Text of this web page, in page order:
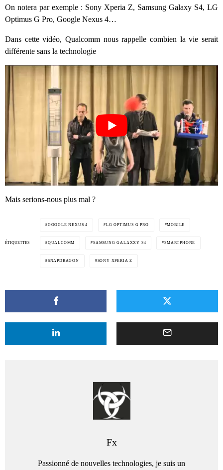
On notera par exemple : Sony Xperia Z, Samsung Galaxy S4, LG
Optimus G Pro, Google Nexus 4…
Dans cette vidéo, Qualcomm nous rappelle combien la vie serait
différente sans la technologie
Mais serions-nous plus mal ?
ÉTIQUETTES
GOOGLE NEXUS 4 LG OPTIMUS G PRO MOBILE
QUALCOMM SAMSUNG GALAXXY S4 SMARTPHONE
SNAPDRAGON SONY XPERIA Z
Fx
Passionné de nouvelles technologies, je suis un